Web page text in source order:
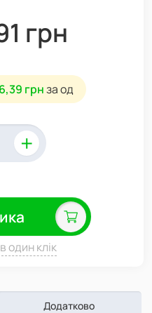
грн
грнза од
+
один клік
Додатково